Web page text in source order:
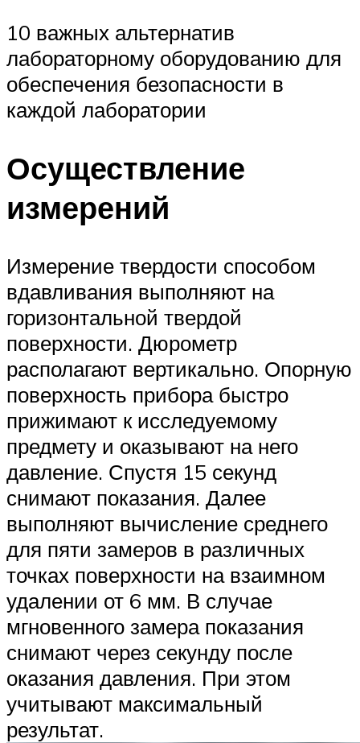
10 важных альтернатив
лабораторному оборудованию для
обеспечения безопасности в
каждой лаборатории
Осуществление
измерений
Измерение твердости способом
вдавливания выполняют на
горизонтальной твердой
поверхности. Дюрометр
располагают вертикально. Опорную
поверхность прибора быстро
прижимают к исследуемому
предмету и оказывают на него
давление. Спустя 15 секунд
снимают показания. Далее
выполняют вычисление среднего
для пяти замеров в различных
точках поверхности на взаимном
удалении от 6 мм. В случае
мгновенного замера показания
снимают через секунду после
оказания давления. При этом
учитывают максимальный
результат.